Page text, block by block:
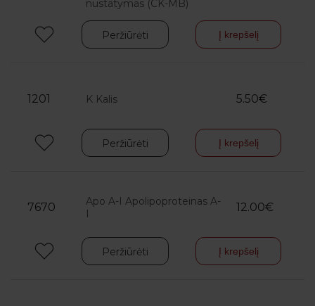
nustatymas (CK-MB)
Peržiūrėti Į krepšelį
1201 K Kalis 5.50€
Peržiūrėti Į krepšelį
7670
Apo A-I Apolipoproteinas A-
I
12.00€
Peržiūrėti Į krepšelį